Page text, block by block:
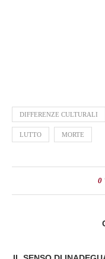
DIFFERENZE CULTURALI
LUTTO MORTE
0